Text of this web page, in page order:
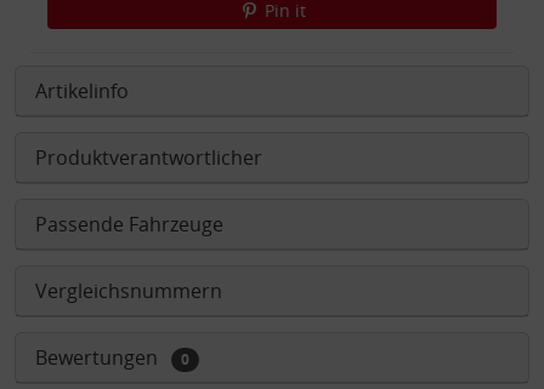
Pin it
Artikelinfo
Produktverantwortlicher
Passende Fahrzeuge
Vergleichsnummern
Bewertungen 0